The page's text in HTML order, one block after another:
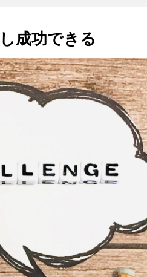
成功できる